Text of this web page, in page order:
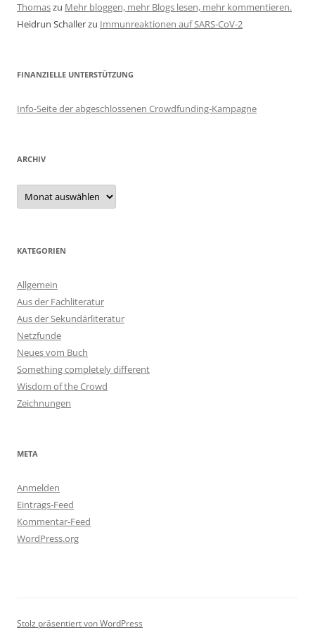
Thomaszu Mehr bloggen, mehr Blogs lesen, mehr kommentieren.
Heidrun Schallerzu Immunreaktionen auf SARS-CoV-2
FINANZIELLE UNTERSTÜTZUNG
Info-Seite der abgeschlossenen Crowdfunding-Kampagne
ARCHIV
Archiv
KATEGORIEN
Allgemein
Aus der Fachliteratur
Aus der Sekundärliteratur
Netzfunde
Neues vom Buch
Something completely different
Wisdom of the Crowd
Zeichnungen
META
Anmelden
Eintrags-Feed
Kommentar-Feed
WordPress.org
Stolz präsentiert von WordPress